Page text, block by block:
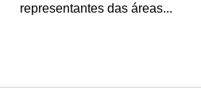
representantes das áreas...